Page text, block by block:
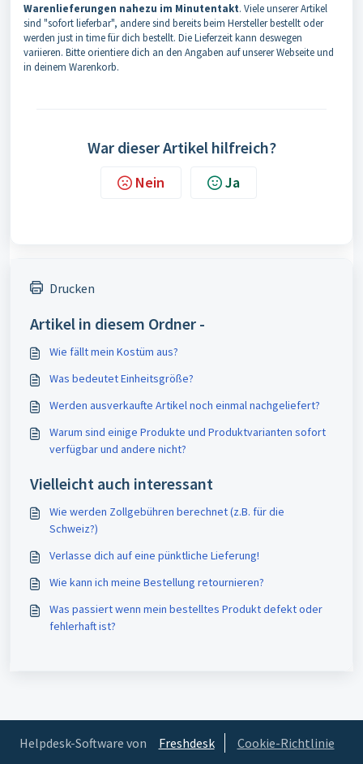
Warenlieferungen nahezu im Minutentakt. Viele unserer Artikel
sind "sofort lieferbar", andere sind bereits beim Hersteller bestellt oder
werden just in time für dich bestellt. Die Lieferzeit kann deswegen
variieren. Bitte orientiere dich an den Angaben auf unserer Webseite und
in deinem Warenkorb.
War dieser Artikel hilfreich?
Nein Ja
Drucken
Artikel in diesem Ordner -
Wie fällt mein Kostüm aus?
Was bedeutet Einheitsgröße?
Werden ausverkaufte Artikel noch einmal nachgeliefert?
Warum sind einige Produkte und Produktvarianten sofort
verfügbar und andere nicht?
Vielleicht auch interessant
Wie werden Zollgebühren berechnet (z.B. für die
Schweiz?)
Verlasse dich auf eine pünktliche Lieferung!
Wie kann ich meine Bestellung retournieren?
Was passiert wenn mein bestelltes Produkt defekt oder
fehlerhaft ist?
Helpdesk-Software von Freshdesk Cookie-Richtlinie